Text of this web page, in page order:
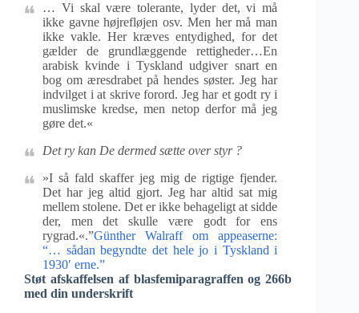
… Vi skal være tolerante, lyder det, vi må
ikke gavne højrefløjen osv. Men her må man
ikke vakle. Her kræves entydighed, for det
gælder de grundlæggende rettigheder…En
arabisk kvinde i Tyskland udgiver snart en
bog om æresdrabet på hendes søster. Jeg har
indvilget i at skrive forord. Jeg har et godt ry i
muslimske kredse, men netop derfor må jeg
gøre det.«
Det ry kan De dermed sætte over styr ?
»I så fald skaffer jeg mig de rigtige fjender.
Det har jeg altid gjort. Jeg har altid sat mig
mellem stolene. Det er ikke behageligt at sidde
der, men det skulle være godt for ens
rygrad.«.”Günther Walraff om appeaserne:
“… sådan begyndte det hele jo i Tyskland i
1930′ erne.”
Støt afskaffelsen af blasfemiparagraffen og 266b
med din underskrift